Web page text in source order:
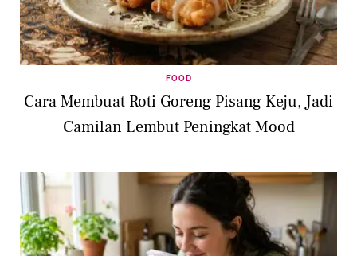
FOOD
Cara Membuat Roti Goreng Pisang Keju, Jadi
Camilan Lembut Peningkat Mood